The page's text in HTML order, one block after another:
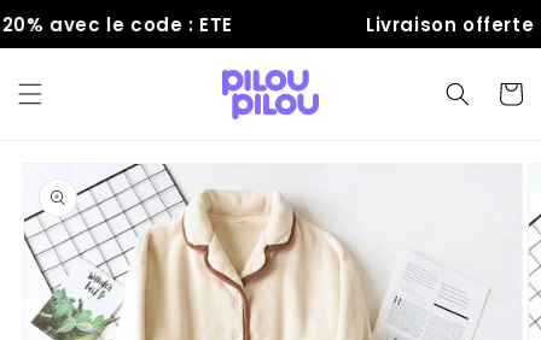
passer
au
avec le code : ETE Livraison offerte
Panier
informations
produits